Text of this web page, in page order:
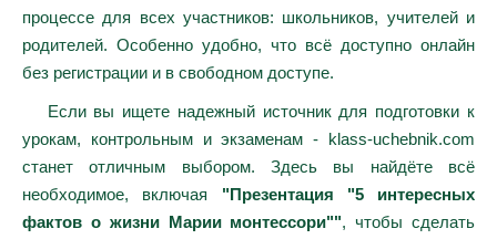
процессе для всех участников: школьников, учителей и
родителей. Особенно удобно, что всё доступно онлайн
без регистрации и в свободном доступе.
Если вы ищете надежный источник для подготовки к
урокам, контрольным и экзаменам - klass-uchebnik.com
станет отличным выбором. Здесь вы найдёте всё
необходимое, включая "Презентация "5 интересных
фактов о жизни Марии монтессори"", чтобы сделать